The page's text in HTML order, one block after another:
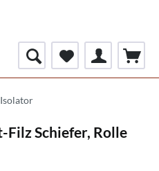
Filz Schiefer, Rolle